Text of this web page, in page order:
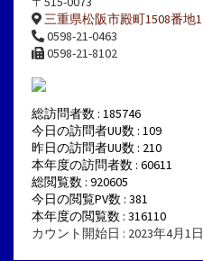
三重県松阪市殿町1508番地1
0598-21-0463
0598-21-8102
総訪問者数 : 185746
今日の訪問者UU数 : 109
昨日の訪問者UU数 : 210
本年度の訪問者数 : 60611
総閲覧数 : 920605
今日の閲覧PV数 : 381
本年度の閲覧数 : 316110
カウント開始日 : 2023年4月1日